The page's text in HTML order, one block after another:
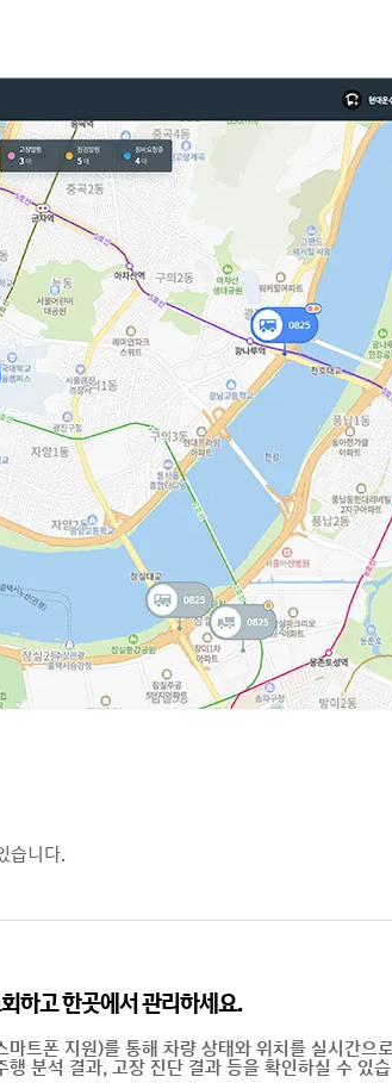
습니다.
하고 한곳에서 관리하세요.
마트폰 지원)를 통해 차량 상태와 위치를 실시간으
분석 결과, 고장 진단 결과 등을 확인하실 수 있